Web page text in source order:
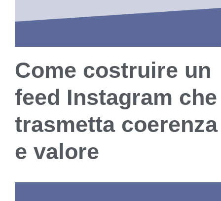
Come costruire un
feed Instagram che
trasmetta coerenza
e valore